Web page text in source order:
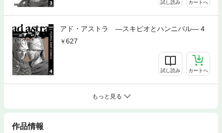
試し読み カートへ
アド・アストラ ―スキピオとハンニバル― 4
627
試し読み カートへ
もっと見る
作品情報